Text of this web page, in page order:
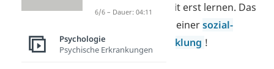
musst diese Fähigkeit erst lernen. Das
passiert im Verlauf deinersozial-
emotionalen Entwicklung !
6/6 – Dauer: 04:11
Psychologie
Psychische Erkrankungen